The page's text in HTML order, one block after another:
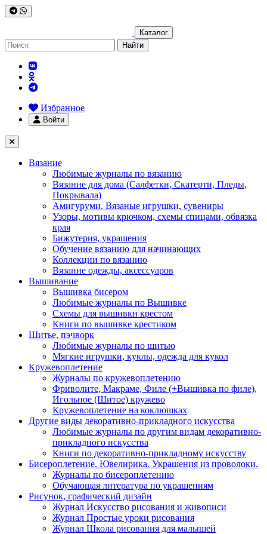
Каталог
Найти
Избранное
Войти
Вязание
Любимые журналы по вязанию
Вязание для дома (Салфетки, Скатерти, Пледы,
Покрывала)
Амигуруми. Вязаные игрушки, сувениры
Узоры, мотивы крючком, схемы спицами, обвязка
края
Бижутерия, украшения
Обучение вязанию для начинающих
Коллекции по вязанию
Вязание одежды, аксессуаров
Вышивание
Вышивка бисером
Любимые журналы по Вышивке
Схемы для вышивки крестом
Книги по вышивке крестиком
Шитье, пэчворк
Любимые журналы по шитью
Мягкие игрушки, куклы, одежда для кукол
Кружевоплетение
Журналы по кружевоплетению
Фриволите, Макраме, Филе (+Вышивка по филе),
Игольное (Шитое) кружево
Кружевоплетение на коклюшках
Другие виды декоративно-прикладного искусства
Любимые журналы по другим видам декоративно-
прикладного искусства
Книги по декоративно-прикладному искусству
Бисероплетение. Ювелирика. Украшения из проволоки.
Журналы по бисероплетению
Обучающая литература по украшениям
Рисунок, графический дизайн
Журнал Искусство рисования и живописи
Журнал Простые уроки рисования
Журнал Школа рисования для малышей